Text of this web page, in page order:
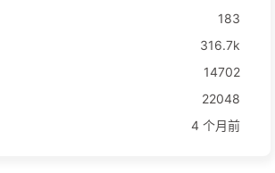
183
316.7k
14702
22048
4 个月前